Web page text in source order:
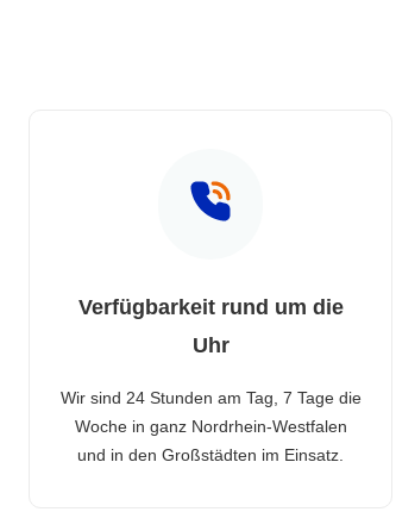
Verfügbarkeit rund um die
Uhr
Wir sind 24 Stunden am Tag, 7 Tage die
Woche in ganz Nordrhein-Westfalen
und in den Großstädten im Einsatz.